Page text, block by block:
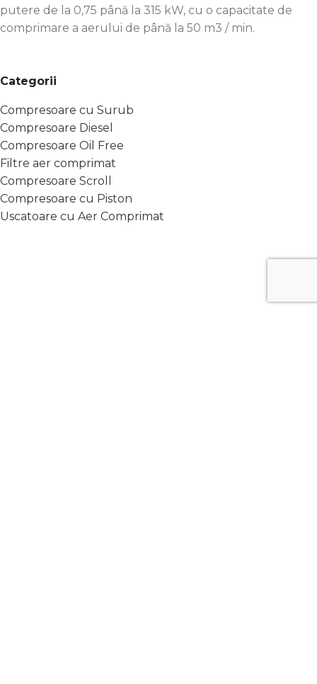
putere de la 0,75 până la 315 kW, cu o capacitate de
comprimare a aerului de până la 50 m3 / min.
Categorii
Compresoare cu Surub
Compresoare Diesel
Compresoare Oil Free
Filtre aer comprimat
Compresoare Scroll
Compresoare cu Piston
Uscatoare cu Aer Comprimat